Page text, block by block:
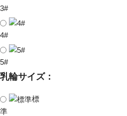
3#
4#
5#
乳輪サイズ：
標
準